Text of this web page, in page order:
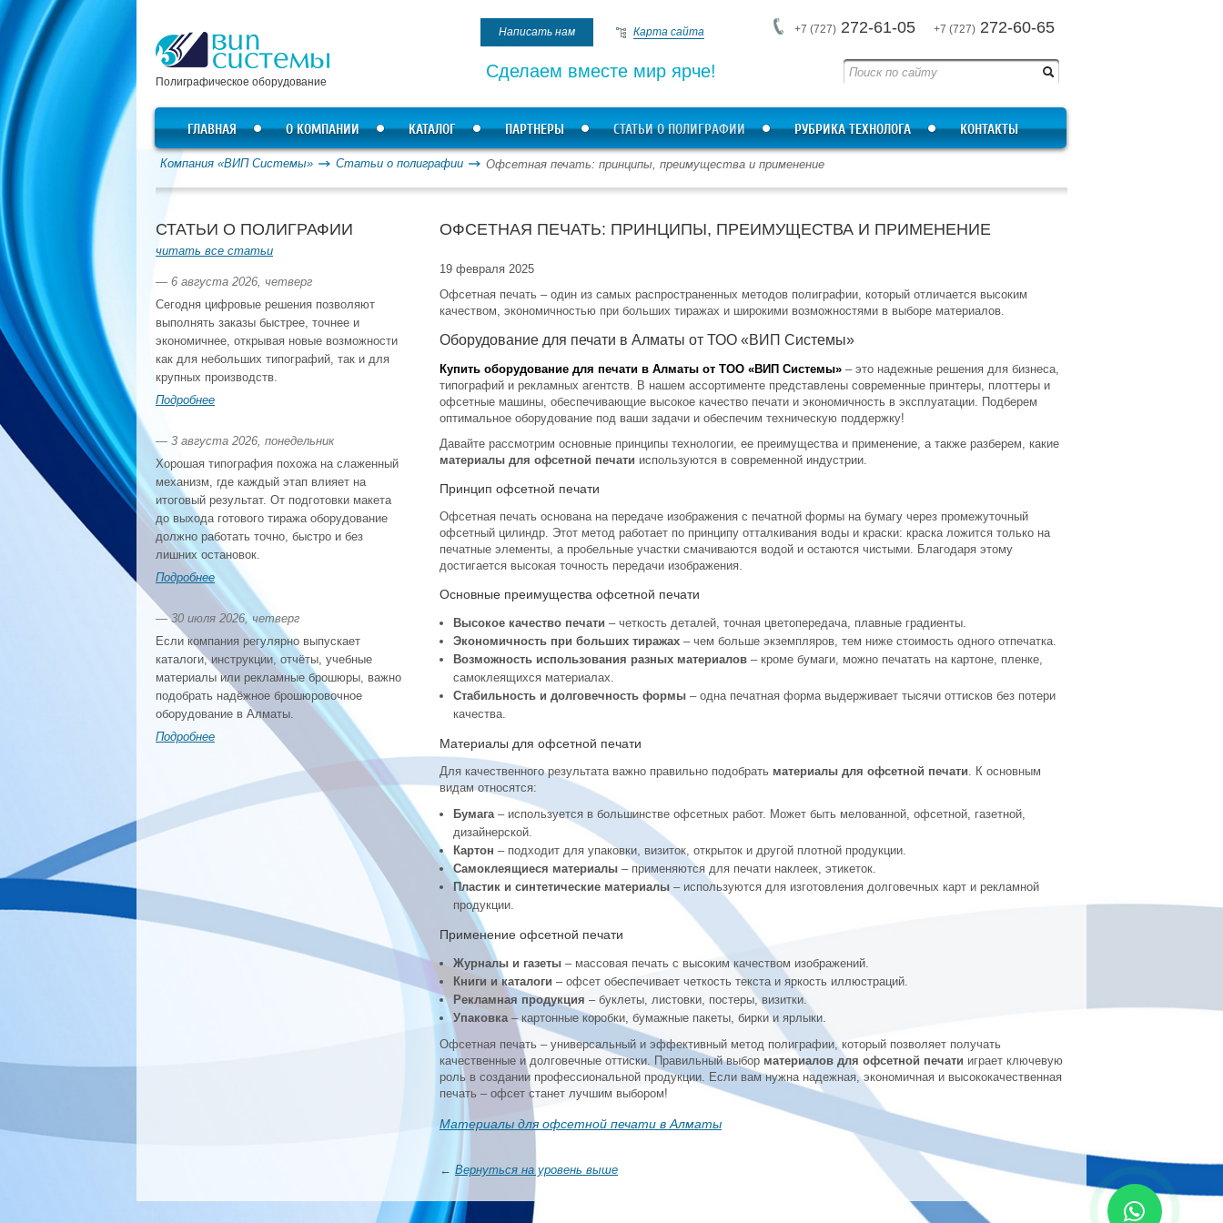
Полиграфическое оборудование
Сделаем вместе мир ярче!
+7 (727) 272-61-05 +7 (727) 272-60-65
Написать нам Карта сайта
ГЛАВНАЯ О КОМПАНИИ КАТАЛОГ ПАРТНЕРЫ СТАТЬИ О ПОЛИГРАФИИ РУБРИКА ТЕХНОЛОГА КОНТАКТЫ
Компания «ВИП Системы» Статьи о полиграфии Офсетная печать: принципы, преимущества и применение
СТАТЬИ О ПОЛИГРАФИИ
читать все статьи
— 6 августа 2026, четверг
Сегодня цифровые решения позволяют
выполнять заказы быстрее, точнее и
экономичнее, открывая новые возможности
как для небольших типографий, так и для
крупных производств.
Подробнее
— 3 августа 2026, понедельник
Хорошая типография похожа на слаженный
механизм, где каждый этап влияет на
итоговый результат. От подготовки макета
до выхода готового тиража оборудование
должно работать точно, быстро и без
лишних остановок.
Подробнее
— 30 июля 2026, четверг
Если компания регулярно выпускает
каталоги, инструкции, отчёты, учебные
материалы или рекламные брошюры, важно
подобрать надёжное брошюровочное
оборудование в Алматы.
Подробнее
ОФСЕТНАЯ ПЕЧАТЬ: ПРИНЦИПЫ, ПРЕИМУЩЕСТВА И ПРИМЕНЕНИЕ
19 февраля 2025
Офсетная печать – один из самых распространенных методов полиграфии, который отличается высоким
качеством, экономичностью при больших тиражах и широкими возможностями в выборе материалов.
Оборудование для печати в Алматы от ТОО «ВИП Системы»
Купить оборудование для печати в Алматы от ТОО «ВИП Системы» – это надежные решения для бизнеса,
типографий и рекламных агентств. В нашем ассортименте представлены современные принтеры, плоттеры и
офсетные машины, обеспечивающие высокое качество печати и экономичность в эксплуатации. Подберем
оптимальное оборудование под ваши задачи и обеспечим техническую поддержку!
Давайте рассмотрим основные принципы технологии, ее преимущества и применение, а также разберем, какие
материалы для офсетной печати используются в современной индустрии.
Принцип офсетной печати
Офсетная печать основана на передаче изображения с печатной формы на бумагу через промежуточный
офсетный цилиндр. Этот метод работает по принципу отталкивания воды и краски: краска ложится только на
печатные элементы, а пробельные участки смачиваются водой и остаются чистыми. Благодаря этому
достигается высокая точность передачи изображения.
Основные преимущества офсетной печати
Высокое качество печати – четкость деталей, точная цветопередача, плавные градиенты.
Экономичность при больших тиражах – чем больше экземпляров, тем ниже стоимость одного отпечатка.
Возможность использования разных материалов – кроме бумаги, можно печатать на картоне, пленке,
самоклеящихся материалах.
Стабильность и долговечность формы – одна печатная форма выдерживает тысячи оттисков без потери
качества.
Материалы для офсетной печати
Для качественного результата важно правильно подобрать материалы для офсетной печати. К основным
видам относятся:
Бумага– используется в большинстве офсетных работ. Может быть мелованной, офсетной, газетной,
дизайнерской.
Картон – подходит для упаковки, визиток, открыток и другой плотной продукции.
Самоклеящиеся материалы – применяются для печати наклеек, этикеток.
Пластик и синтетические материалы – используются для изготовления долговечных карт и рекламной
продукции.
Применение офсетной печати
Журналы и газеты – массовая печать с высоким качеством изображений.
Книги и каталоги – офсет обеспечивает четкость текста и яркость иллюстраций.
Рекламная продукция – буклеты, листовки, постеры, визитки.
Упаковка– картонные коробки, бумажные пакеты, бирки и ярлыки.
Офсетная печать – универсальный и эффективный метод полиграфии, который позволяет получать
качественные и долговечные оттиски. Правильный выбор материалов для офсетной печати играет ключевую
роль в создании профессиональной продукции. Если вам нужна надежная, экономичная и высококачественная
печать – офсет станет лучшим выбором!
Материалы для офсетной печати в Алматы
← Вернуться на уровень выше